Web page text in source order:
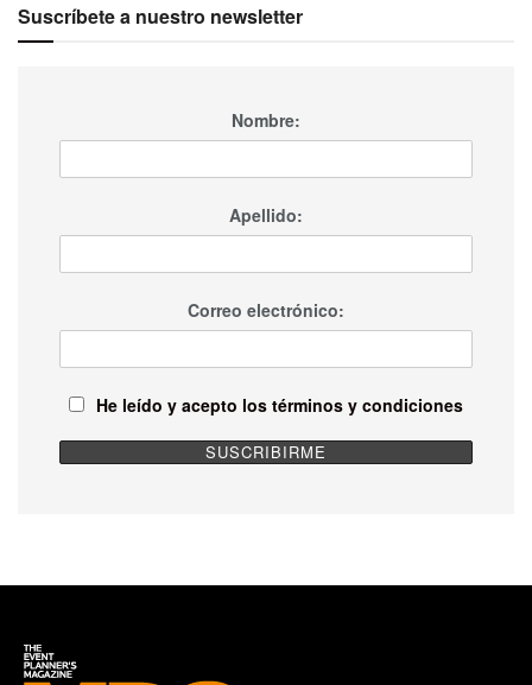
Suscríbete a nuestro newsletter
Nombre:
Apellido:
Correo electrónico:
He leído y acepto los términos y condiciones